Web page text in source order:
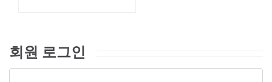
회원 로그인